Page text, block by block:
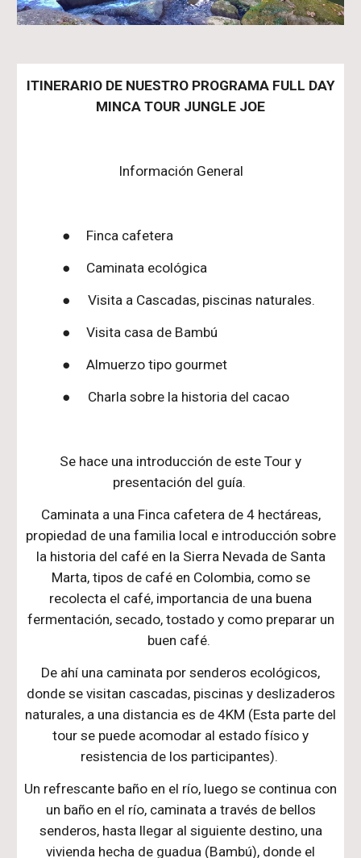
ITINERARIO DE NUESTRO PROGRAMA FULL DAY
MINCA TOUR JUNGLE JOE
Información General
● Finca cafetera
● Caminata ecológica
●
Visita a Cascadas, piscinas naturales.
● Visita casa de Bambú
● Almuerzo tipo gourmet
●
Charla sobre la historia del cacao
Se hace una introducción de este Tour y
presentación del guía.
Caminata a una Finca cafetera de 4 hectáreas,
propiedad de una familia local e introducción sobre
la historia del café en la Sierra Nevada de Santa
Marta, tipos de café en Colombia, como se
recolecta el café, importancia de una buena
fermentación, secado, tostado y como preparar un
buen café.
De ahí una caminata por senderos ecológicos,
donde se visitan cascadas, piscinas y deslizaderos
naturales, a una distancia es de 4KM (Esta parte del
tour se puede acomodar al estado físico y
resistencia de los participantes).
Un refrescante baño en el río, luego se continua con
un baño en el río, caminata a través de bellos
senderos, hasta llegar al siguiente destino, una
vivienda hecha de guadua (Bambú), donde el